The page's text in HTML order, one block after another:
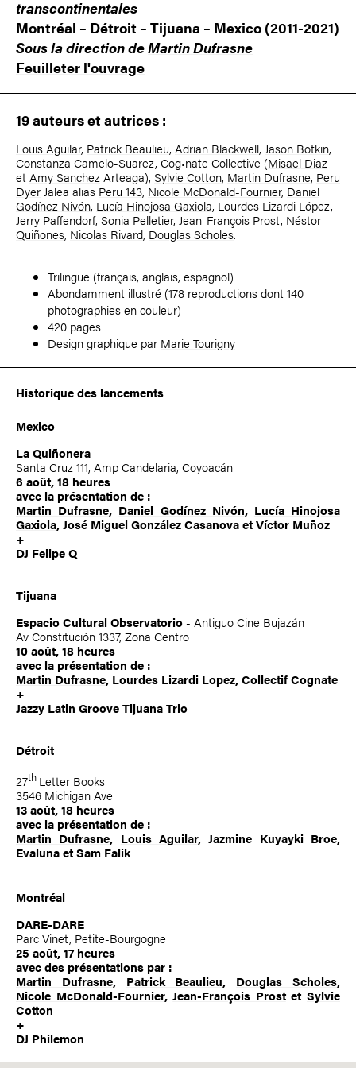
transcontinentales
Montréal – Détroit – Tijuana – Mexico (2011-2021)
Sous la direction deMartin Dufrasne
Feuilleter l'ouvrage
19 auteurs et autrices :
Louis Aguilar, Patrick Beaulieu, Adrian Blackwell, Jason Botkin,
Constanza Camelo-Suarez, Cog•nate Collective (Misael Diaz
etAmy Sanchez Arteaga), Sylvie Cotton, Martin Dufrasne, Peru
Dyer Jalea alias Peru 143, Nicole McDonald-Fournier, Daniel
Godínez Nivón, Lucía Hinojosa Gaxiola, Lourdes Lizardi López,
Jerry Paffendorf, Sonia Pelletier, Jean-François Prost, Néstor
Quiñones, Nicolas Rivard, Douglas Scholes.
Trilingue (français, anglais, espagnol)
Abondamment illustré (178 reproductions dont 140
photographies en couleur)
420 pages
Design graphique par Marie Tourigny
Historique des lancements
Mexico
La Quiñonera
Santa Cruz 111, Amp Candelaria, Coyoacán
6 août, 18 heures
avec la présentation de :
Martin Dufrasne, Daniel Godínez Nivón, Lucía Hinojosa
Gaxiola, José Miguel González Casanova etVíctor Muñoz
+
DJ Felipe Q
Tijuana
Espacio Cultural Observatorio- Antiguo Cine Bujazán
Av Constitución 1337, Zona Centro
10 août, 18 heures
avec la présentation de :
Martin Dufrasne, Lourdes Lizardi Lopez, Collectif Cognate
+
Jazzy Latin Groove Tijuana Trio
Détroit
27th Letter Books
3546 Michigan Ave
13 août, 18 heures
avec la présentation de :
Martin Dufrasne, Louis Aguilar, Jazmine Kuyayki Broe,
Evaluna et Sam Falik
Montréal
DARE-DARE
Parc Vinet, Petite-Bourgogne
25 août, 17 heures
avec des présentations par :
Martin Dufrasne, Patrick Beaulieu, Douglas Scholes,
Nicole McDonald-Fournier,Jean-François ProstetSylvie
Cotton
+
DJ Philemon